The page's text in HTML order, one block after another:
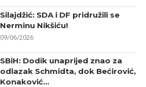
Silajdžić: SDA i DF pridružili se
Nerminu Nikšiću!
09/06/2026
SBiH: Dodik unaprijed znao za
odlazak Schmidta, dok Bećirović,
Konaković...